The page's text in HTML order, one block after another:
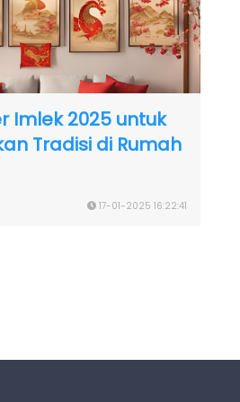
Imlek 2025 untuk
Tradisi di Rumah
17-01-2025 16:22:41